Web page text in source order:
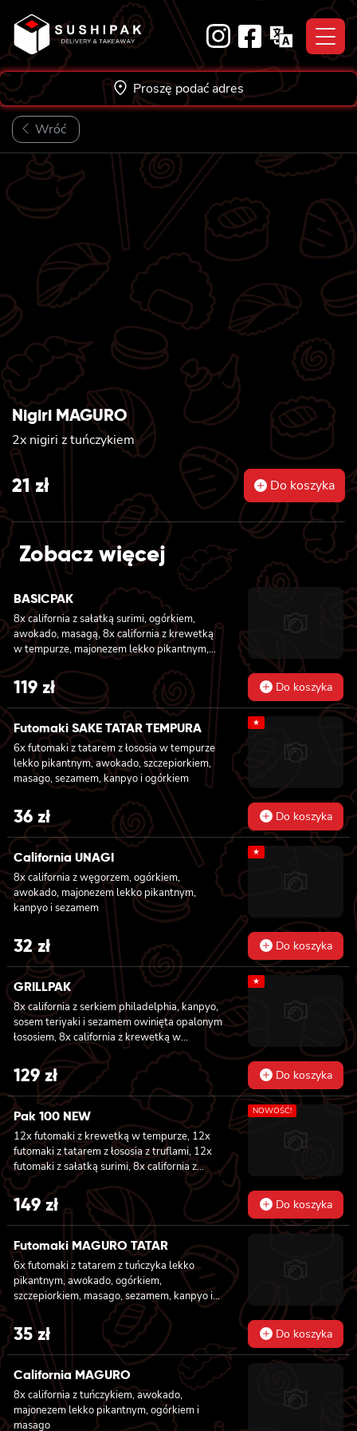
content
Proszę podać adres
Wróć
Nigiri MAGURO
2x nigiri z tuńczykiem
21zł Do koszyka
Zobacz więcej
BASICPAK
8x california z sałatką surimi, ogórkiem,
awokado, masagą, 8x california z krewetką
w tempurze, majonezem lekko pikantnym,
ogórkiem, sezamem i masago, 6x futomaki z
tuńczykiem, majonezem lekko pikantnym,
awokado, ogórkiem i sałatą, 6x futomaki z
pieczonym łososiem, ogórkiem, majonezem
lekko pikantnym, masago i sałatą, 6x
futomaki z krewetką w tempurze, ogórkiem,
sałatą i majonezem lekko pikantnym, 8x maki
z kanpyo
119 zł Do koszyka
Futomaki SAKE TATAR TEMPURA
6x futomaki z tatarem z łososia w tempurze
lekko pikantnym, awokado, szczepiorkiem,
masago, sezamem, kanpyo i ogórkiem
★
36 zł Do koszyka
California UNAGI
8x california z węgorzem, ogórkiem,
awokado, majonezem lekko pikantnym,
kanpyo i sezamem
★
32zł Do koszyka
GRILLPAK
8x california z serkiem philadelphia, kanpyo,
sosem teriyaki i sezamem owinięta opalonym
łososiem, 8x california z krewetką w
tempurze, majonezem lekko pikantnym,
ogórkiem, sezamem i masago, 6x futomaki z
pieczonym łososiem, serkiem philadelphia,
awokado, ogórkiem, kanpyo i sałatą, sosem
teriyaki i sezamem, 6x futomaki z surimi,
kanpyo i ogórkiem, 6x futomaki z krewetką w
tempurze, ogórkiem, sałatą i majonezem
lekko pikantnym, 8x maki z ogórkiem
★
129zł Do koszyka
Pak 100 NEW
12x futomaki z krewetką w tempurze, 12x
futomaki z tatarem z łososia z truflami, 12x
futomaki z sałatką surimi, 8x california z
tuńczykiem, 8x california z pieczonym
łososiem, 8x california z sałatką surimi, 8x
hosomaki z sałatką wakame, 8x hosomaki z
tuńczykiem, 8x hosomaki z wędzonym tofu,
8x hosomaki z pieczonym łososiem i 8x
hosomaki z kanpyo
NOWOŚĆ!
149zł Do koszyka
Futomaki MAGURO TATAR
6x futomaki z tatarem z tuńczyka lekko
pikantnym, awokado, ogórkiem,
szczepiorkiem, masago, sezamem, kanpyo i
sałatą
35zł Do koszyka
California MAGURO
8x california z tuńczykiem, awokado,
majonezem lekko pikantnym, ogórkiem i
masago